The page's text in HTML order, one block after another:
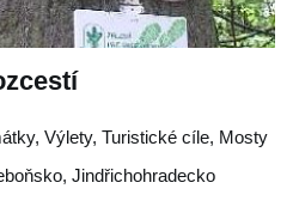
Výlety, Turistické cíle, Mosty
, Jindřichohradecko